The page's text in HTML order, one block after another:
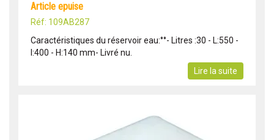
article epuise
Réf: 109AB287
Caractéristiques du réservoir eau:°°- Litres :30 - L:550 -
l:400 - H:140 mm- Livré nu.
Lire la suite